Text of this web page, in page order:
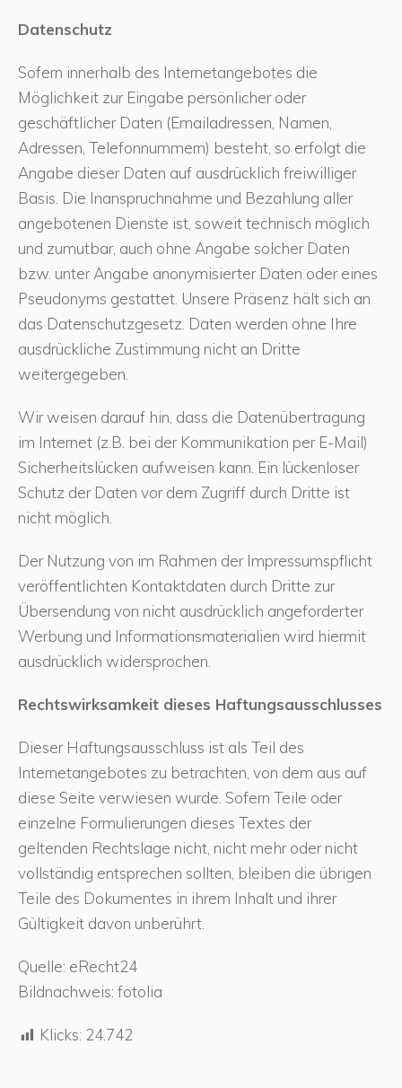
Datenschutz
Sofern innerhalb des Internetangebotes die
Möglichkeit zur Eingabe persönlicher oder
geschäftlicher Daten (Emailadressen, Namen,
Adressen, Telefonnummern) besteht, so erfolgt die
Angabe dieser Daten auf ausdrücklich freiwilliger
Basis. Die Inanspruchnahme und Bezahlung aller
angebotenen Dienste ist, soweit technisch möglich
und zumutbar, auch ohne Angabe solcher Daten
bzw. unter Angabe anonymisierter Daten oder eines
Pseudonyms gestattet. Unsere Präsenz hält sich an
das Datenschutzgesetz. Daten werden ohne Ihre
ausdrückliche Zustimmung nicht an Dritte
weitergegeben.
Wir weisen darauf hin, dass die Datenübertragung
im Internet (z.B. bei der Kommunikation per E-Mail)
Sicherheitslücken aufweisen kann. Ein lückenloser
Schutz der Daten vor dem Zugriff durch Dritte ist
nicht möglich.
Der Nutzung von im Rahmen der Impressumspflicht
veröffentlichten Kontaktdaten durch Dritte zur
Übersendung von nicht ausdrücklich angeforderter
Werbung und Informationsmaterialien wird hiermit
ausdrücklich widersprochen.
Rechtswirksamkeit dieses Haftungsausschlusses
Dieser Haftungsausschluss ist als Teil des
Internetangebotes zu betrachten, von dem aus auf
diese Seite verwiesen wurde. Sofern Teile oder
einzelne Formulierungen dieses Textes der
geltenden Rechtslage nicht, nicht mehr oder nicht
vollständig entsprechen sollten, bleiben die übrigen
Teile des Dokumentes in ihrem Inhalt und ihrer
Gültigkeit davon unberührt.
Quelle: eRecht24
Bildnachweis: fotolia
Klicks: 24.742